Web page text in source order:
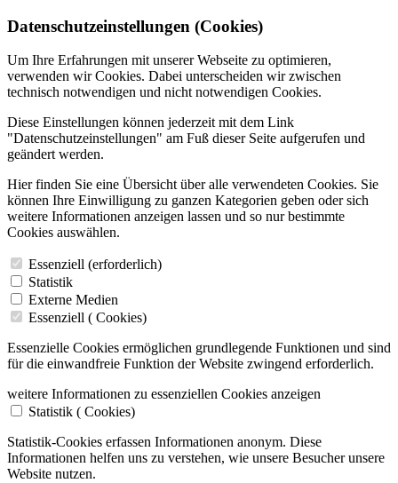
Datenschutzeinstellungen (Cookies)
Um Ihre Erfahrungen mit unserer Webseite zu optimieren,
verwenden wir Cookies. Dabei unterscheiden wir zwischen
technisch notwendigen und nicht notwendigen Cookies.
Diese Einstellungen können jederzeit mit dem Link
"Datenschutzeinstellungen" am Fuß dieser Seite aufgerufen und
geändert werden.
Hier finden Sie eine Übersicht über alle verwendeten Cookies. Sie
können Ihre Einwilligung zu ganzen Kategorien geben oder sich
weitere Informationen anzeigen lassen und so nur bestimmte
Cookies auswählen.
Essenziell (erforderlich)
Statistik
Externe Medien
Essenziell ( Cookies)
Essenzielle Cookies ermöglichen grundlegende Funktionen und sind
für die einwandfreie Funktion der Website zwingend erforderlich.
weitere Informationen zu essenziellen Cookies anzeigen
Statistik ( Cookies)
Statistik-Cookies erfassen Informationen anonym. Diese
Informationen helfen uns zu verstehen, wie unsere Besucher unsere
Website nutzen.